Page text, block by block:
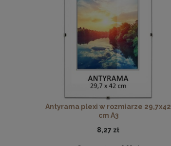
Antyrama plexi w rozmiarze 29,7x42
cm A3
8,27 zł